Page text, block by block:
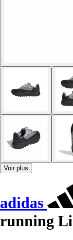
Voir plus
adidas
running